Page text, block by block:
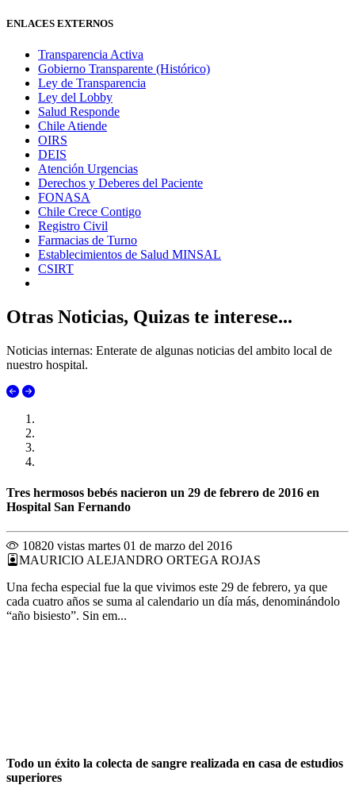
ENLACES EXTERNOS
Transparencia Activa
Gobierno Transparente (Histórico)
Ley de Transparencia
Ley del Lobby
Salud Responde
Chile Atiende
OIRS
DEIS
Atención Urgencias
Derechos y Deberes del Paciente
FONASA
Chile Crece Contigo
Registro Civil
Farmacias de Turno
Establecimientos de Salud MINSAL
CSIRT
Otras Noticias, Quizas te interese...
Noticias internas: Enterate de algunas noticias del ambito local de
nuestro hospital.
Tres hermosos bebés nacieron un 29 de febrero de 2016 en
Hospital San Fernando
10820 vistas martes 01 de marzo del 2016
MAURICIO ALEJANDRO ORTEGA ROJAS
Una fecha especial fue la que vivimos este 29 de febrero, ya que
cada cuatro años se suma al calendario un día más, denominándolo
“año bisiesto”. Sin em...
Todo un éxito la colecta de sangre realizada en casa de estudios
superiores